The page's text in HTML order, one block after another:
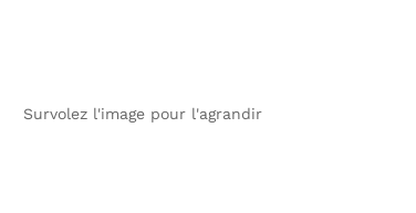
Survolez l'image pour l'agrandir